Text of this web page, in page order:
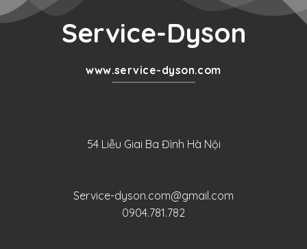
Service-Dyson
www.service-dyson.com
54 Liễu Giai Ba Đình Hà Nội
Service-dyson.com@gmail.com
0904.781.782